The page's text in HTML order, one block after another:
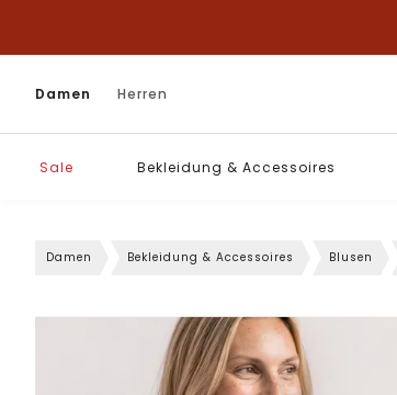
Damen Herren
Sale Bekleidung & Accessoires
Damen Bekleidung & Accessoires Blusen